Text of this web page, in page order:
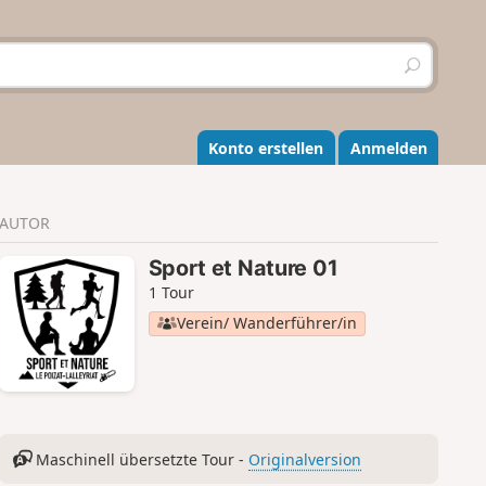
S
u
h
e
n
Konto erstellen Anmelden
AUTOR
Sport et Nature 01
1 Tour
Verein/ Wanderführer/in
Maschinell übersetzte Tour - Originalversion